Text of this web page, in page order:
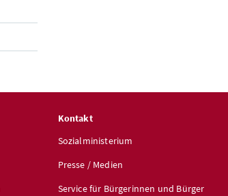
Kontakt
Sozialministerium
Presse / Medien
Service für Bürgerinnen und Bürger